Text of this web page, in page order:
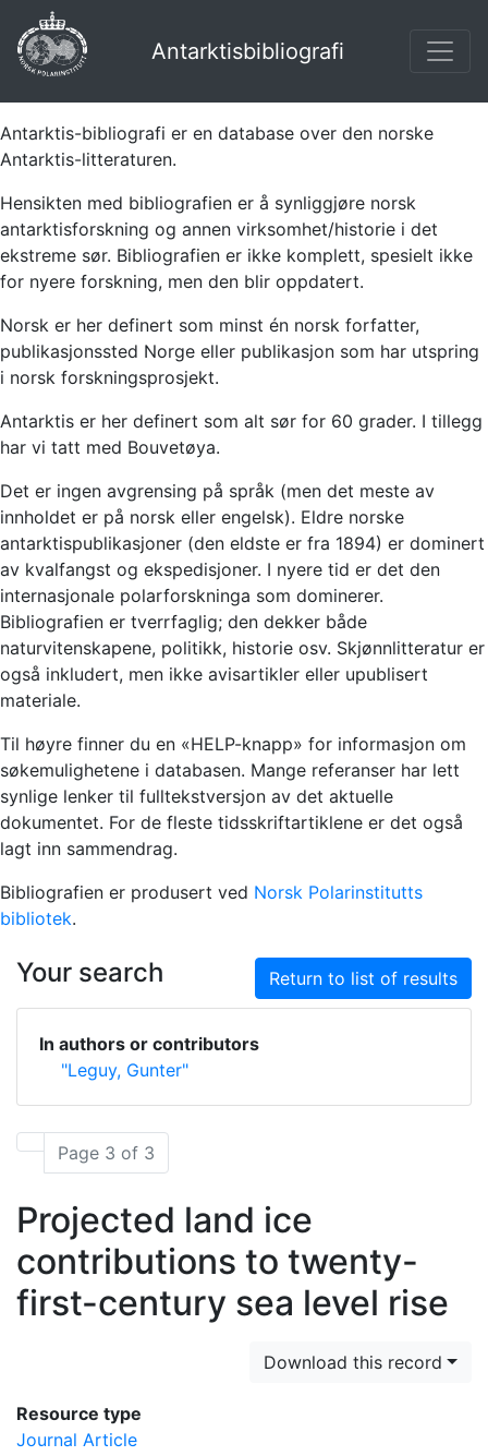
Antarktisbibliografi
Antarktis-bibliografi er en database over den norske
Antarktis-litteraturen.
Hensikten med bibliografien er å synliggjøre norsk
antarktisforskning og annen virksomhet/historie i det
ekstreme sør. Bibliografien er ikke komplett, spesielt ikke
for nyere forskning, men den blir oppdatert.
Norsk er her definert som minst én norsk forfatter,
publikasjonssted Norge eller publikasjon som har utspring
i norsk forskningsprosjekt.
Antarktis er her definert som alt sør for 60 grader. I tillegg
har vi tatt med Bouvetøya.
Det er ingen avgrensing på språk (men det meste av
innholdet er på norsk eller engelsk). Eldre norske
antarktispublikasjoner (den eldste er fra 1894) er dominert
av kvalfangst og ekspedisjoner. I nyere tid er det den
internasjonale polarforskninga som dominerer.
Bibliografien er tverrfaglig; den dekker både
naturvitenskapene, politikk, historie osv. Skjønnlitteratur er
også inkludert, men ikke avisartikler eller upublisert
materiale.
Til høyre finner du en «HELP-knapp» for informasjon om
søkemulighetene i databasen. Mange referanser har lett
synlige lenker til fulltekstversjon av det aktuelle
dokumentet. For de fleste tidsskriftartiklene er det også
lagt inn sammendrag.
Bibliografien er produsert ved Norsk Polarinstitutts
bibliotek.
Your search Return to list of results
In authors or contributors
"Leguy, Gunter"
Page 3 of 3
Projected land ice
contributions to twenty-
first-century sea level rise
Download this record
Resource type
Journal Article